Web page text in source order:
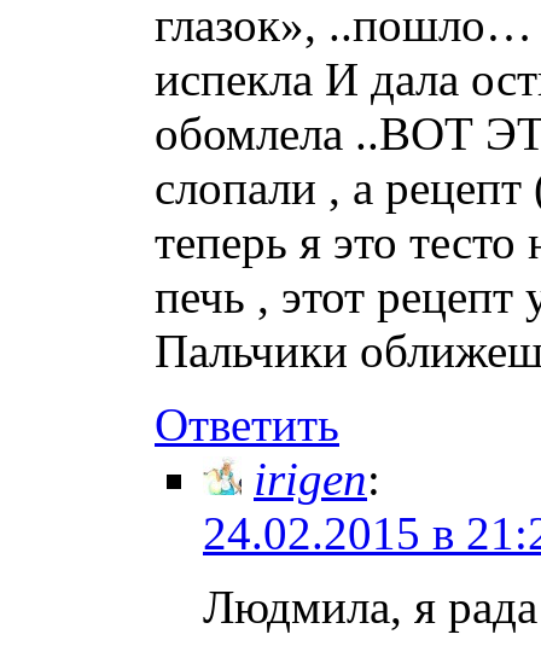
глазок», ..пошло…
испекла И дала
обомлела ..ВОТ
слопали , а
теперь я это
печь , этот
Пальчики
Ответить
irigen:
24.02.2015 в
Людмила, я